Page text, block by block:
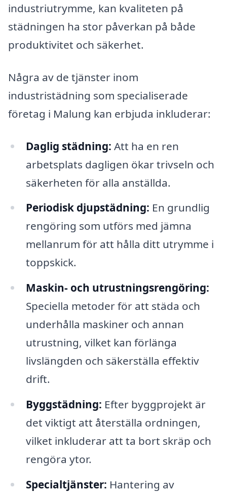
industriutrymme, kan kvaliteten på
städningen ha stor påverkan på både
produktivitet och säkerhet.
Några av de tjänster inom
industristädning som specialiserade
företag i Malung kan erbjuda inkluderar:
Daglig städning: Att ha en ren
arbetsplats dagligen ökar trivseln och
säkerheten för alla anställda.
Periodisk djupstädning: En grundlig
rengöring som utförs med jämna
mellanrum för att hålla ditt utrymme i
toppskick.
Maskin- och utrustningsrengöring:
Speciella metoder för att städa och
underhålla maskiner och annan
utrustning, vilket kan förlänga
livslängden och säkerställa effektiv
drift.
Byggstädning: Efter byggprojekt är
det viktigt att återställa ordningen,
vilket inkluderar att ta bort skräp och
rengöra ytor.
Specialtjänster: Hantering av